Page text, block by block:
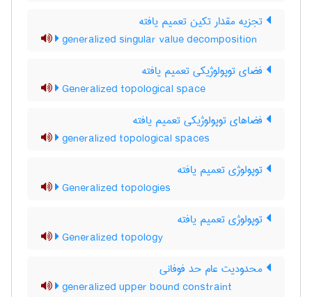
تجزیه مقدار تکین تعمیم یافته
generalized singular value decomposition
فضای توپولوژیکی تعمیم یافته
Generalized topological space
فضاهای توپولوژیکی تعمیم یافته
generalized topological spaces
توپولوژی تعمیم یافته
Generalized topologies
توپولوژی تعمیم یافته
Generalized topology
محدودیت عام حد فوفانی
generalized upper bound constraint